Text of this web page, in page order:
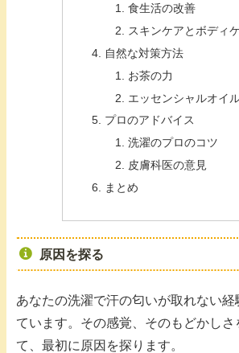
食生活の改善
スキンケアとボディ
自然な対策方法
お茶の力
エッセンシャルオイ
プロのアドバイス
洗濯のプロのコツ
皮膚科医の意見
まとめ
原因を探る
あなたの洗濯で汗の匂いが取れない経
ています。その感覚、そのもどかしさ
て、最初に原因を探ります。